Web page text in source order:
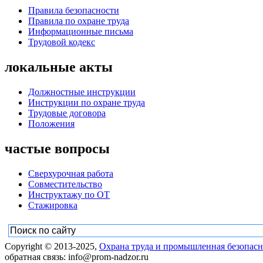
Правила безопасности
Правила по охране труда
Информационные письма
Трудовой кодекс
локальные акты
Должностные инструкции
Инструкции по охране труда
Трудовые договора
Положения
частые вопросы
Сверхурочная работа
Совместительство
Инструктажу по ОТ
Стажировка
Copyright © 2013-2025, Охрана труда и промышленная
обратная связь: info@prom-nadzor.ru